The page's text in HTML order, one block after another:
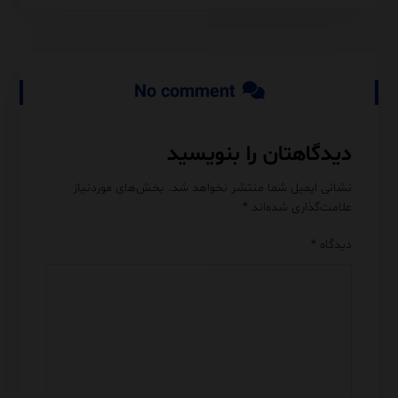
No comment
دیدگاهتان را بنویسید
نشانی ایمیل شما منتشر نخواهد شد. بخش‌های موردنیاز
علامت‌گذاری شده‌اند *
دیدگاه *